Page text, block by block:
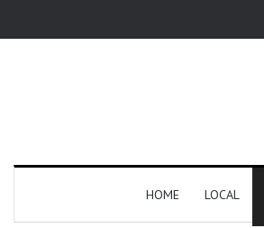
HOME LOCAL